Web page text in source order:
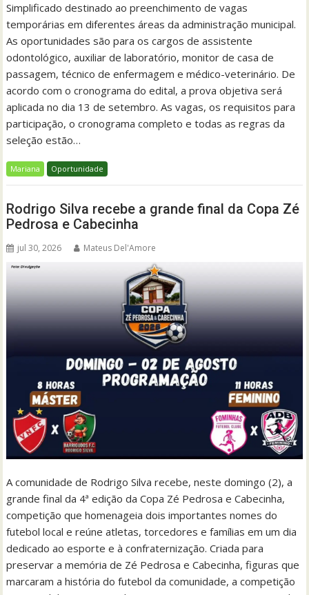
Simplificado destinado ao preenchimento de vagas
temporárias em diferentes áreas da administração municipal.
As oportunidades são para os cargos de assistente
odontológico, auxiliar de laboratório, monitor de casa de
passagem, técnico de enfermagem e médico-veterinário. De
acordo com o cronograma do edital, a prova objetiva será
aplicada no dia 13 de setembro. As vagas, os requisitos para
participação, o cronograma completo e todas as regras da
seleção estão…
Mariana Oportunidade
Rodrigo Silva recebe a grande final da Copa Zé
Pedrosa e Cabecinha
jul 30, 2026 Mateus Del'Amore
A comunidade de Rodrigo Silva recebe, neste domingo (2), a
grande final da 4ª edição da Copa Zé Pedrosa e Cabecinha,
competição que homenageia dois importantes nomes do
futebol local e reúne atletas, torcedores e famílias em um dia
dedicado ao esporte e à confraternização. Criada para
preservar a memória de Zé Pedrosa e Cabecinha, figuras que
marcaram a história do futebol da comunidade, a competição